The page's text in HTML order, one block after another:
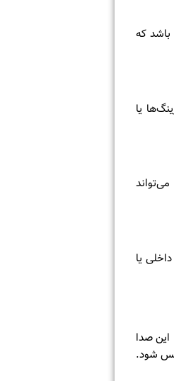
باشد که
یا
حالت می‌تواند
یا
صدا
شود.